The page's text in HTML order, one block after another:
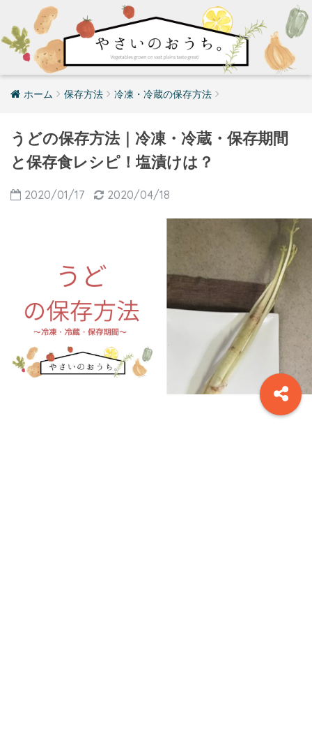
ホーム 保存方法 冷凍・冷蔵の保存方法
うどの保存方法｜冷凍・冷蔵・保存期間
と保存食レシピ！塩漬けは？
2020/01/17 2020/04/18